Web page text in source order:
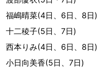
福嶋晴菜(4日、6日、8日)
十二稜子(5日、7日)
西本りみ(4日、6日、8日)
小日向美香(5日、7日)